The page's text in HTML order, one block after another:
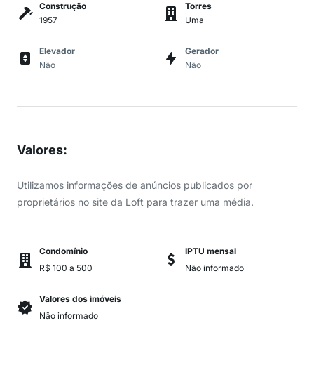
Construção
1957
Torres
Uma
Elevador
Não
Gerador
Não
Valores:
Utilizamos informações de anúncios publicados por
proprietários no site da Loft para trazer uma média.
Condomínio
R$ 100 a 500
IPTU mensal
Não informado
Valores dos imóveis
Não informado